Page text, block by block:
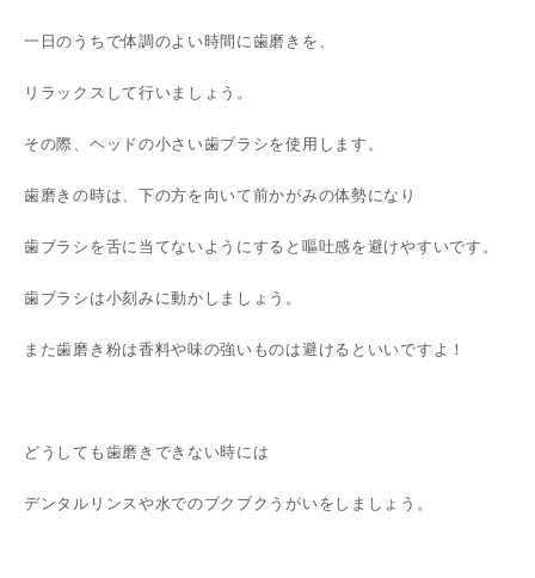
一日のうちで体調のよい時間に歯磨きを、
リラックスして行いましょう。
その際、ヘッドの小さい歯ブラシを使用します。
歯磨きの時は、下の方を向いて前かがみの体勢になり
歯ブラシを舌に当てないようにすると嘔吐感を避けやすいです。
歯ブラシは小刻みに動かしましょう。
また歯磨き粉は香料や味の強いものは避けるといいですよ！
どうしても歯磨きできない時には
デンタルリンスや水でのブクブクうがいをしましょう。